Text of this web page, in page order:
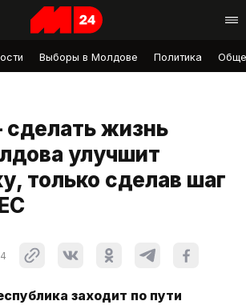
Выборы в Молдове Политика
жизнь
улучшит
только сделав шаг
заходит по пути